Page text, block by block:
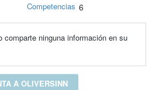
Competencias 6
ninguna información en su
A OLIVERSINN